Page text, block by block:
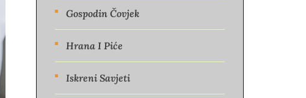
Gospodin Čovjek
Hrana I Piće
Iskreni Savjeti